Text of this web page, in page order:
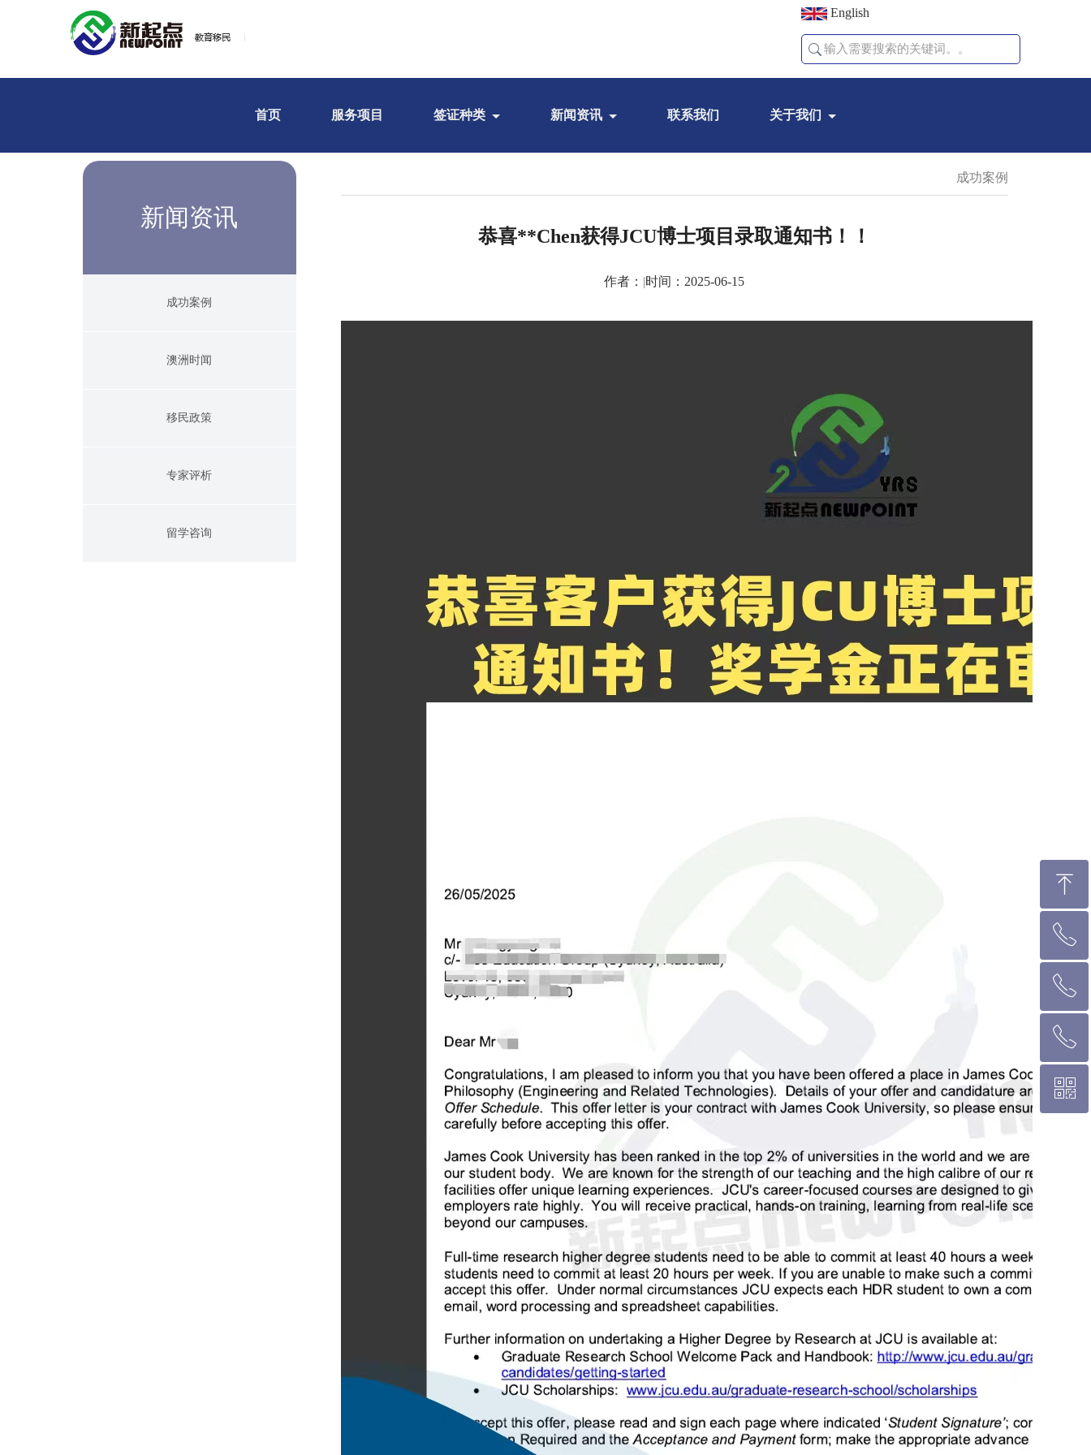
English
首页 服务项目 签证种类 新闻资讯 联系我们 关于我们
新闻资讯
成功案例
澳洲时闻
移民政策
专家评析
留学咨询
成功案例
恭喜**Chen获得JCU博士项目录取通知书！！
作者： |时间：2025-06-15
ꁸ
回到顶部
ꂅ
墨尔本热线 1300 039 646
ꂅ
悉 尼 热线 02 9282 9836
ꂅ
布里斯班热线 0426 456 158
ꀥ